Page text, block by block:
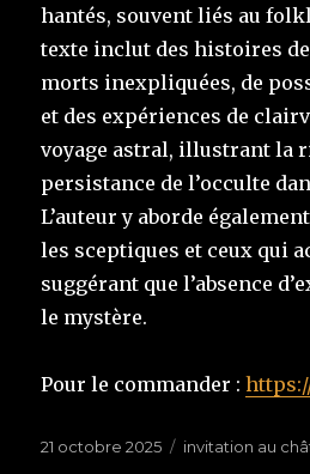
hantés, souvent liés au
texte inclut des histoires
morts inexpliquées, de
et des expériences de
voyage astral, illustrant la
persistance de l’occulte
L’auteur y aborde
les sceptiques et ceux qui
suggérant que l’absence
le mystère.
Pour le commander :
Publié
21 octobre 2025 Étiquettes
invitation au